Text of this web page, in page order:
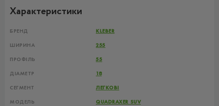
Характеристики
БРЕНД KLEBER
ШИРИНА 255
ПРОФІЛЬ 55
ДІАМЕТР 18
СЕГМЕНТ ЛЕГКОВІ
МОДЕЛЬ QUADRAXER SUV